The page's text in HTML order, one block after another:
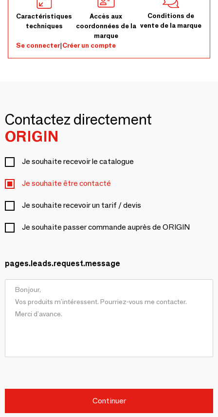
Caractéristiques
techniques
Accès aux
coordonnées de la
marque
Conditions de
vente de la marque
Se connecter|Créer un compte
Contactez directement
ORIGIN
Je souhaite recevoir le catalogue
Je souhaite être contacté
Je souhaite recevoir un tarif / devis
Je souhaite passer commande auprès de ORIGIN
pages.leads.request.message
Continuer